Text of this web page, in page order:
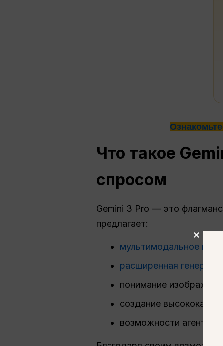
Что такое
спросом
Gemini 3 Pro — это
предлагает:
мультимодальное
расширенная
понимание
создание
возможности агента